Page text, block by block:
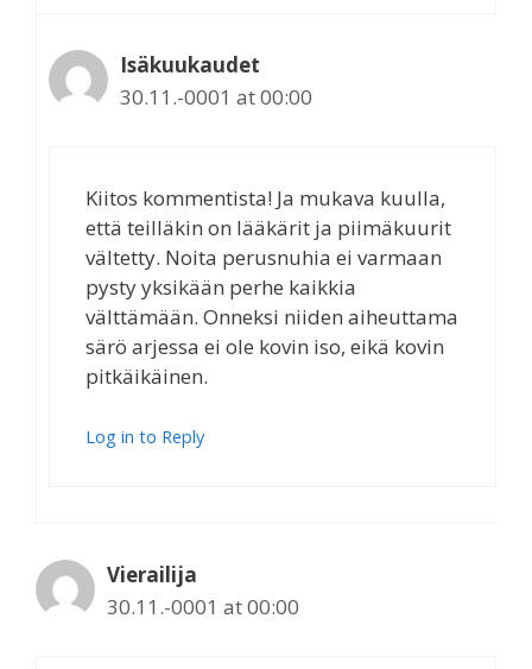
Isäkuukaudet
30.11.-0001 at 00:00
Kiitos kommentista! Ja mukava kuulla,
että teilläkin on lääkärit ja piimäkuurit
vältetty. Noita perusnuhia ei varmaan
pysty yksikään perhe kaikkia
välttämään. Onneksi niiden aiheuttama
särö arjessa ei ole kovin iso, eikä kovin
pitkäikäinen.
Log in to Reply
Vierailija
30.11.-0001 at 00:00